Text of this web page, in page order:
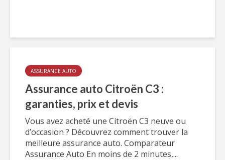
ASSURANCE AUTO
Assurance auto Citroën C3 :
garanties, prix et devis
Vous avez acheté une Citroën C3 neuve ou
d’occasion ? Découvrez comment trouver la
meilleure assurance auto. Comparateur
Assurance Auto En moins de 2 minutes,...